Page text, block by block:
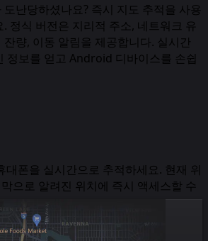
난당하셨나요? 즉시 지도 추적을 사용
정식 버전은 지리적 주소, 네트워크 유
잔량, 이동 알림을 제공합니다. 실시간
정보를 얻고 Android 디바이스를 손쉽
대폰을 실시간으로 추적하세요. 현재 위
으로 알려진 위치에 즉시 액세스할 수